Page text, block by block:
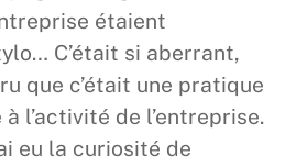
étaient
C’était si aberrant,
que c’était une pratique
l’activité de l’entreprise.
eu la curiosité de